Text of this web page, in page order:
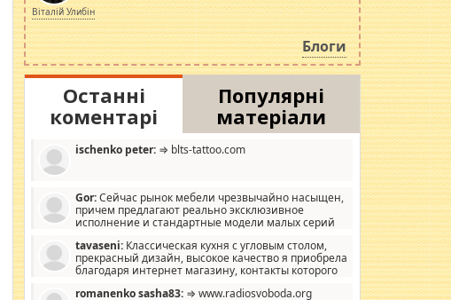
але вже просто дістало! Обурюють сьогоднішні
інсенуації навколо стипендіального питання.
Штучно роздувається ще одна соціальна
катастрофа.
Віталій Улибін
Блоги
Останні
коментарі
Популярні
матеріали
ischenko peter: ⇒ blts-tattoo.com
Gor:Сейчас рынок мебели чрезвычайно насыщен,
причем предлагают реально эксклюзивное
исполнение и стандартные модели малых серий
дизайну, мало походит на стандартные формы, в MebelOk,
креативненько и что главное - со вкусом все в порядке,
без ненужных наворотов удорожающих мебель, а это не
tavaseni: Классическая кухня с угловым столом,
прекрасный дизайн, высокое качество я приобрела
благодаря интернет магазину, контакты которого
romanenko sasha83: ⇒ www.radiosvoboda.org